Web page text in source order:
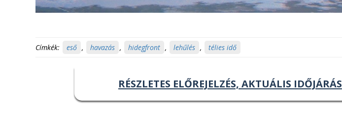
Címkék: eső , havazás , hidegfront , lehűlés , télies idő
RÉSZLETES ELŐREJELZÉS, AKTUÁLIS IDŐJÁRÁS